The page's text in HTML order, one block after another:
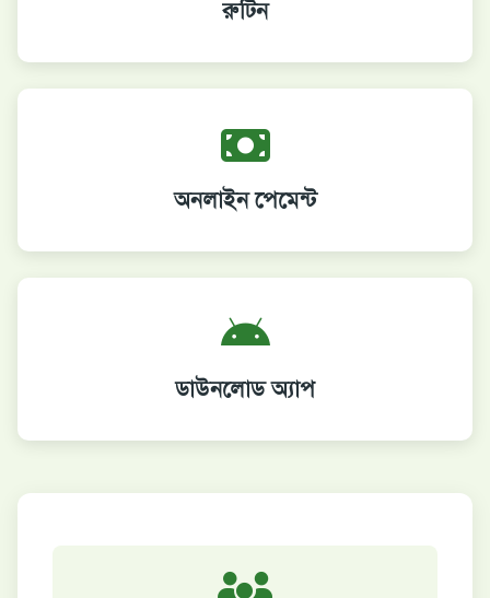
রুটিন
অনলাইন পেমেন্ট
ডাউনলোড অ্যাপ